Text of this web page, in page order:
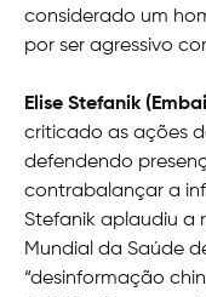
considerado um
por ser agressivo
Elise Stefanik
criticado as ações
defendendo
contrabalançar a
Stefanik aplaudiu a
Mundial da Saúde
“desinformação